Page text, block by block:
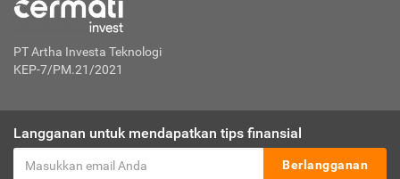
PT Artha Investa Teknologi
KEP-7/PM.21/2021
Langganan untuk mendapatkan tips finansial
Berlangganan